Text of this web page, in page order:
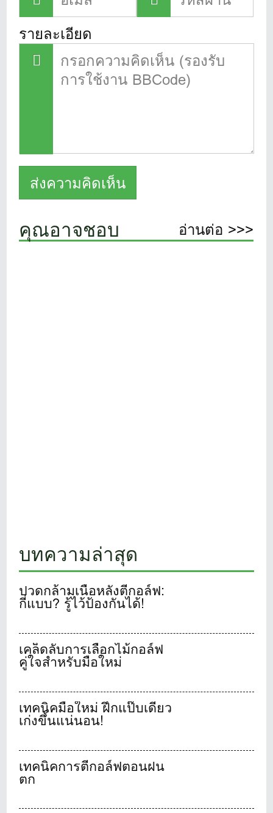
รายละเอียด
คุณอาจชอบ อ่านต่อ >>>
บทความล่าสุด
ปวดกล้ามเนื้อหลังตีกอล์ฟ:
กี่แบบ? รู้ไว้ป้องกันได้!
เคล็ดลับการเลือกไม้กอล์ฟ
คู่ใจสำหรับมือใหม่
เทคนิคมือใหม่ ฝึกแป๊บเดียว
เก่งขึ้นแน่นอน!
เทคนิคการตีกอล์ฟตอนฝน
ตก